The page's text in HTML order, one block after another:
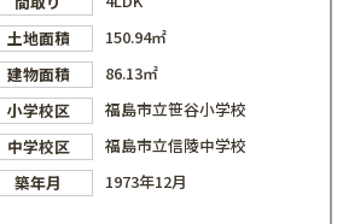
土地面積
150.94㎡
建物面積
86.13㎡
小学校区
福島市立笹谷小学校
中学校区
福島市立信陵中学校
築年月
1973年12月